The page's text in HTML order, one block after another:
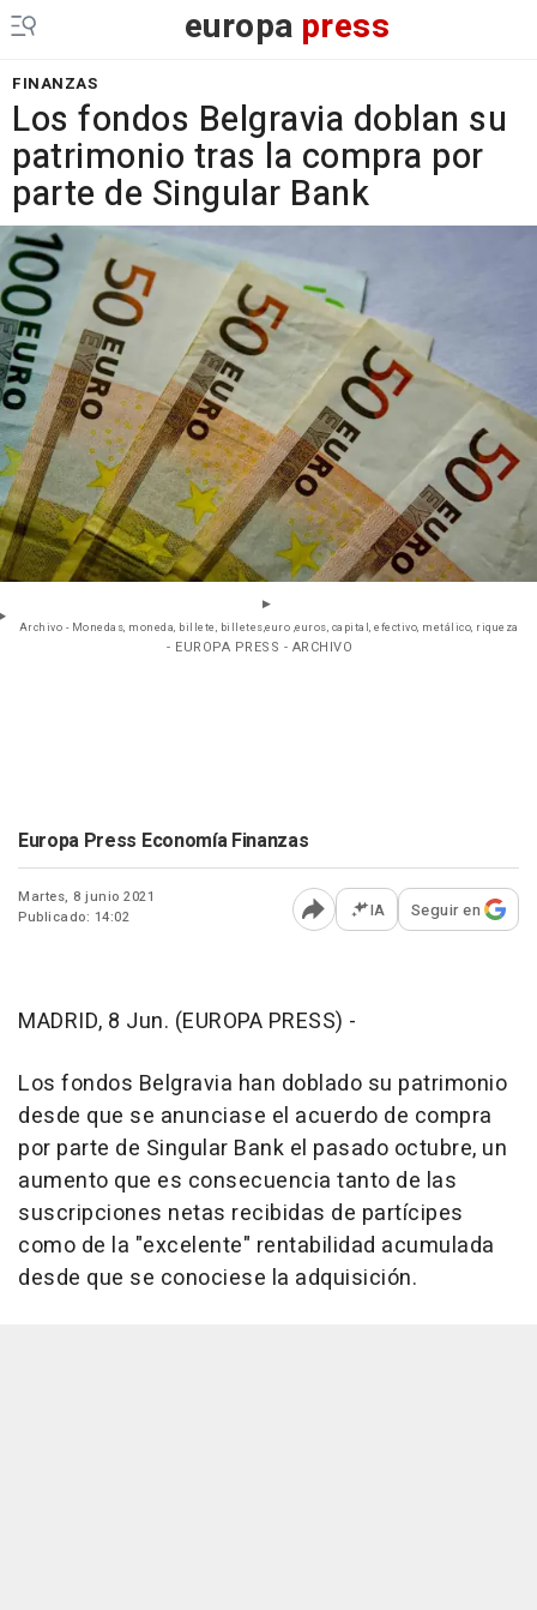
europa press
FINANZAS
Los fondos Belgravia doblan su
patrimonio tras la compra por
parte de Singular Bank
Archivo - Monedas, moneda, billete, billetes,euro ,euros, capital, efectivo, metálico, riqueza
- EUROPA PRESS - ARCHIVO
Europa Press Economía Finanzas
Martes, 8 junio 2021
Publicado: 14:02
Abrir opciones para
IA Seguir en
MADRID, 8 Jun. (EUROPA PRESS) -
Los fondos Belgravia han doblado su patrimonio
desde que se anunciase el acuerdo de compra
por parte de Singular Bank el pasado octubre, un
aumento que es consecuencia tanto de las
suscripciones netas recibidas de partícipes
como de la "excelente" rentabilidad acumulada
desde que se conociese la adquisición.